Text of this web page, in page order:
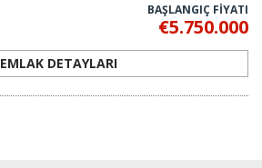
BAŞLANGIÇ FİYATI
€5.750.000
EMLAK DETAYLARI